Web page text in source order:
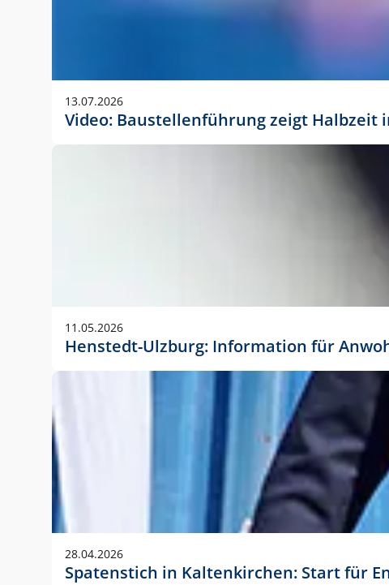
13.07.2026
Video: Baustellenführung zeigt Halbzeit
11.05.2026
Henstedt-Ulzburg: Information für
28.04.2026
Spatenstich in Kaltenkirchen: Start für